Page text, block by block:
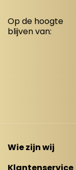
Op de hoogte
blijven van:
Wie zijn wij